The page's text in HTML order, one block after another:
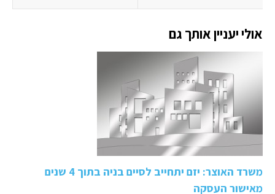
אולי יעניין אותך גם
משרד האוצר: יזם יתחייב לסיים בניה בתוך 4 שנים
מאישור העסקה